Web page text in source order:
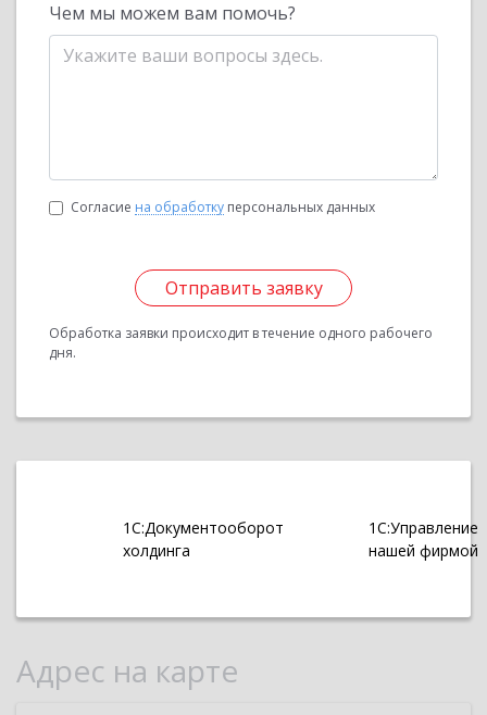
Чем мы можем вам помочь?
Согласие на обработку персональных данных
Отправить заявку
Обработка заявки происходит в течение одного рабочего
дня.
1С:Документооборот
холдинга
1С:Управление
нашей фирмой
Адрес на карте